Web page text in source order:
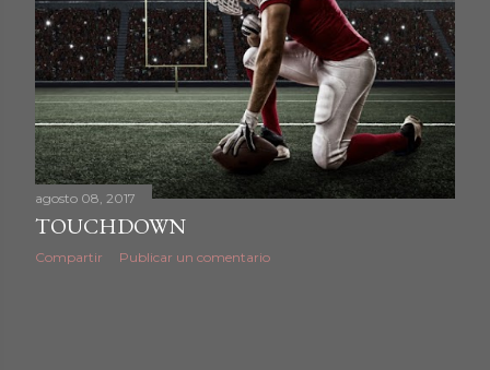
agosto 08, 2017
TOUCHDOWN
Compartir Publicar un comentario